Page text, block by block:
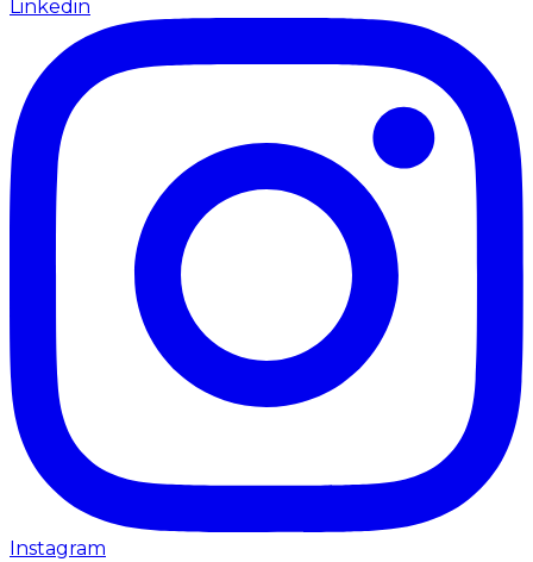
Linkedin
Instagram